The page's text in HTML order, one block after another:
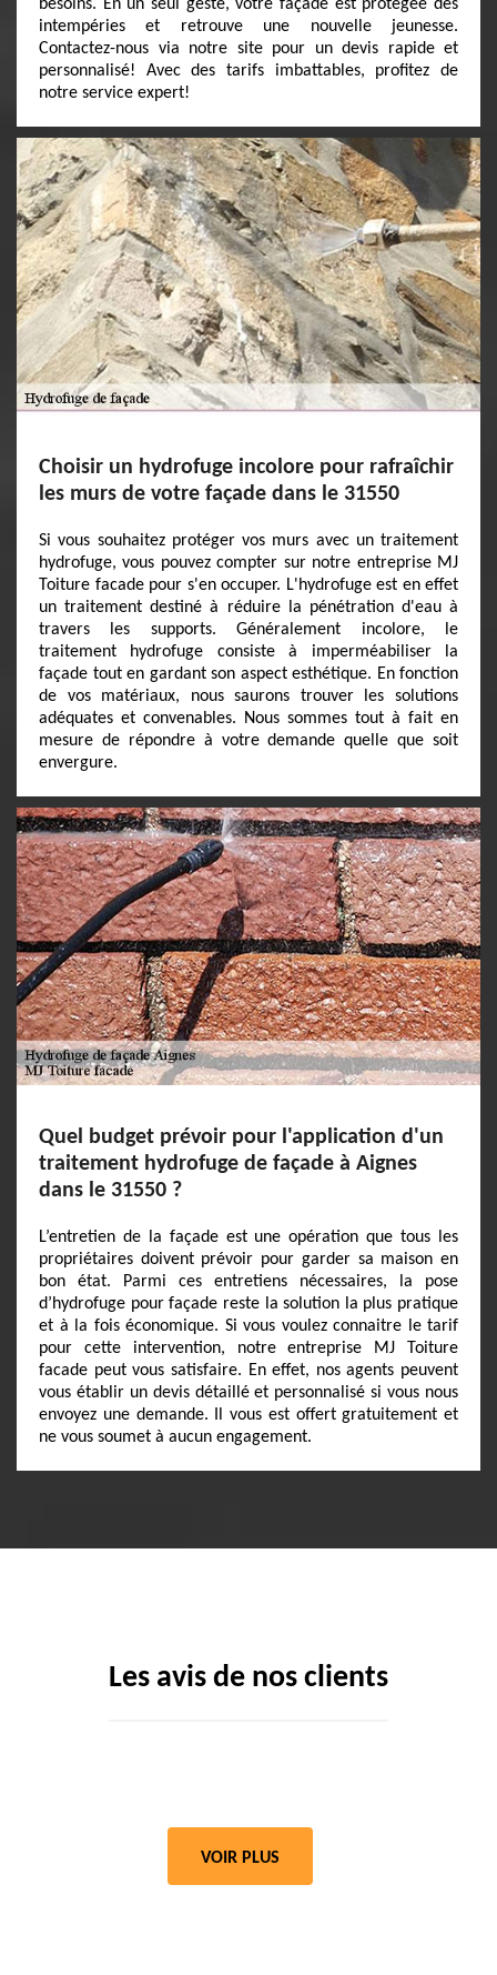
besoins. En un seul geste, votre façade est protégée des
intempéries et retrouve une nouvelle jeunesse.
Contactez-nous via notre site pour un devis rapide et
personnalisé! Avec des tarifs imbattables, profitez de
notre service expert!
Choisir un hydrofuge incolore pour rafraîchir
les murs de votre façade dans le 31550
Si vous souhaitez protéger vos murs avec un traitement
hydrofuge, vous pouvez compter sur notre entreprise MJ
Toiture facade pour s'en occuper. L'hydrofuge est en effet
un traitement destiné à réduire la pénétration d'eau à
travers les supports. Généralement incolore, le
traitement hydrofuge consiste à imperméabiliser la
façade tout en gardant son aspect esthétique. En fonction
de vos matériaux, nous saurons trouver les solutions
adéquates et convenables. Nous sommes tout à fait en
mesure de répondre à votre demande quelle que soit
envergure.
Quel budget prévoir pour l'application d'un
traitement hydrofuge de façade à Aignes
dans le 31550 ?
L’entretien de la façade est une opération que tous les
propriétaires doivent prévoir pour garder sa maison en
bon état. Parmi ces entretiens nécessaires, la pose
d’hydrofuge pour façade reste la solution la plus pratique
et à la fois économique. Si vous voulez connaitre le tarif
pour cette intervention, notre entreprise MJ Toiture
facade peut vous satisfaire. En effet, nos agents peuvent
vous établir un devis détaillé et personnalisé si vous nous
envoyez une demande. Il vous est offert gratuitement et
ne vous soumet à aucun engagement.
Les avis de nos clients
VOIR PLUS